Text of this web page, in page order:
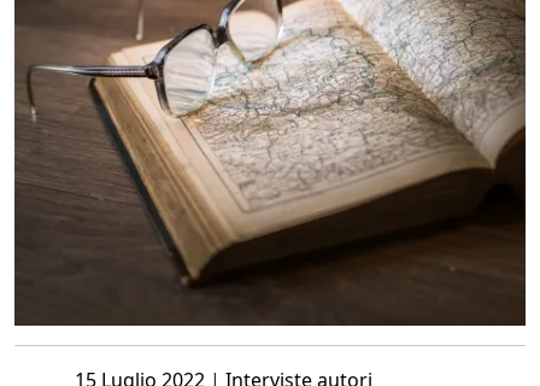
Posted
15 Luglio 2022 | Interviste autori